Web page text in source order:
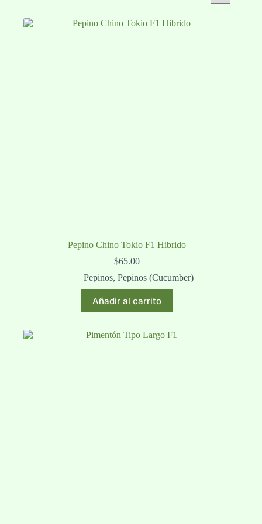
Pepino Chino Tokio F1 Hibrido
$65.00
Pepinos,Pepinos (Cucumber)
Añadir al carrito